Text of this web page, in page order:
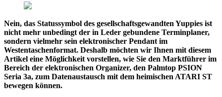
Nein, das Statussymbol des gesellschaftsgewandten Yuppies ist
nicht mehr unbedingt der in Leder gebundene Terminplaner,
sondern vielmehr sein elektronischer Pendant im
Westentaschenformat. Deshalb möchten wir Ihnen mit diesem
Artikel eine Möglichkeit vorstellen, wie Sie den Marktführer im
Bereich der elektronischen Organizer, den Palmtop PSION
Seria 3a, zum Datenaustausch mit dem heimischen ATARI ST
bewegen können.